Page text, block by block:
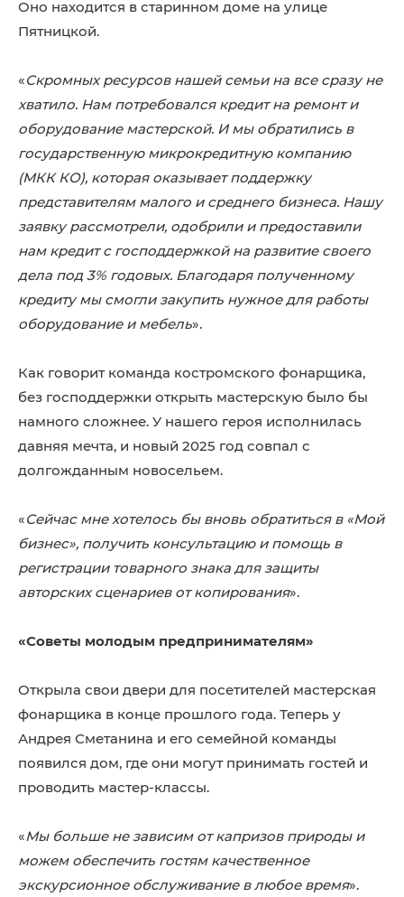
Оно находится в старинном доме на улице
Пятницкой.
«Скромных ресурсов нашей семьи на все сразу не
хватило. Нам потребовался кредит на ремонт и
оборудование мастерской. И мы обратились в
государственную микрокредитную компанию
(МКК КО), которая оказывает поддержку
представителям малого и среднего бизнеса. Нашу
заявку рассмотрели, одобрили и предоставили
нам кредит с господдержкой на развитие своего
дела под 3% годовых. Благодаря полученному
кредиту мы смогли закупить нужное для работы
оборудование и мебель».
Как говорит команда костромского фонарщика,
без господдержки открыть мастерскую было бы
намного сложнее. У нашего героя исполнилась
давняя мечта, и новый 2025 год совпал с
долгожданным новосельем.
«Сейчас мне хотелось бы вновь обратиться в «Мой
бизнес», получить консультацию и помощь в
регистрации товарного знака для защиты
авторских сценариев от копирования».
«Советы молодым предпринимателям»
Открыла свои двери для посетителей мастерская
фонарщика в конце прошлого года. Теперь у
Андрея Сметанина и его семейной команды
появился дом, где они могут принимать гостей и
проводить мастер-классы.
«Мы больше не зависим от капризов природы и
можем обеспечить гостям качественное
экскурсионное обслуживание в любое время».